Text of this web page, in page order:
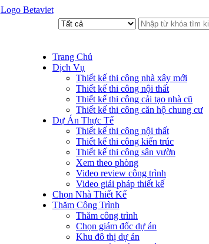
Logo Betaviet
Trang Chủ
Dịch Vụ
Thiết kế thi công nhà xây mới
Thiết kế thi công nội thất
Thiết kế thi công cải tạo nhà cũ
Thiết kế thi công căn hộ chung cư
Dự Án Thực Tế
Thiết kế thi công nội thất
Thiết kế thi công kiến trúc
Thiết kế thi công sân vườn
Xem theo phòng
Video review công trình
Video giải pháp thiết kế
Chọn Nhà Thiết Kế
Thăm Công Trình
Thăm công trình
Chọn giám đốc dự án
Khu đô thị dự án